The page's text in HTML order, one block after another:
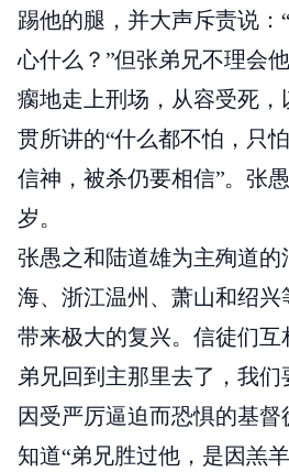
踢他的腿，并大声斥责说：
心什么？”但张弟兄不理会
瘸地走上刑场，从容受死
贯所讲的“什么都不怕，只
信神，被杀仍要相信”。张
岁。
张愚之和陆道雄为主殉道
海、浙江温州、萧山和绍
带来极大的复兴。信徒们互
弟兄回到主那里去了，我们
因受严厉逼迫而恐惧的基
知道“弟兄胜过他，是因羔